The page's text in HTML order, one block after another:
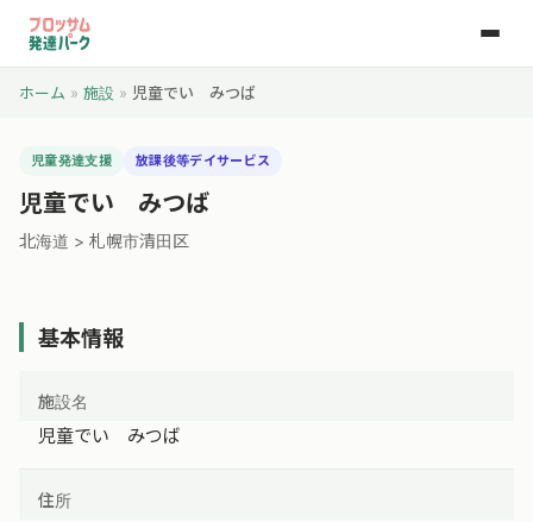
ホーム » 施設 » 児童でい みつば
児童発達支援 放課後等デイサービス
児童でい みつば
北海道 > 札幌市清田区
基本情報
施設名
児童でい みつば
住所